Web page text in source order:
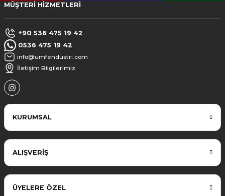
MÜŞTERİ HİZMETLERİ
+90 536 475 19 42
0536 475 19 42
info@umfendustri.com
İletişim Bilgilerimiz
KURUMSAL
ALIŞVERİŞ
ÜYELERE ÖZEL